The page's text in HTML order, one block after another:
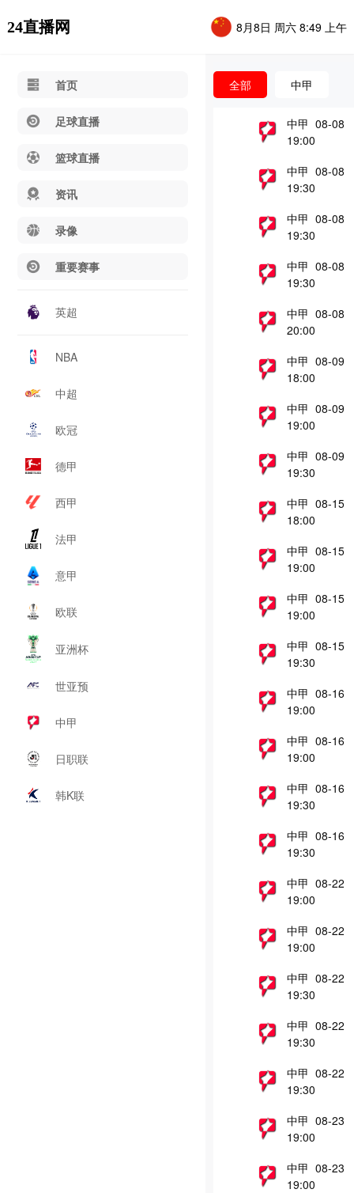
24直播网 8月8日 周六 8:49 上午
首页
足球直播
篮球直播
资讯
录像
重要赛事
英超
NBA
中超
欧冠
德甲
西甲
法甲
意甲
欧联
亚洲杯
世亚预
中甲
日职联
韩K联
全部 中甲
中甲 08-08
19:00
中甲 08-08
19:30
中甲 08-08
19:30
中甲 08-08
19:30
中甲 08-08
20:00
中甲 08-09
18:00
中甲 08-09
19:00
中甲 08-09
19:30
中甲 08-15
18:00
中甲 08-15
19:00
中甲 08-15
19:00
中甲 08-15
19:30
中甲 08-16
19:00
中甲 08-16
19:00
中甲 08-16
19:30
中甲 08-16
19:30
中甲 08-22
19:00
中甲 08-22
19:00
中甲 08-22
19:30
中甲 08-22
19:30
中甲 08-22
19:30
中甲 08-23
19:00
中甲 08-23
19:00